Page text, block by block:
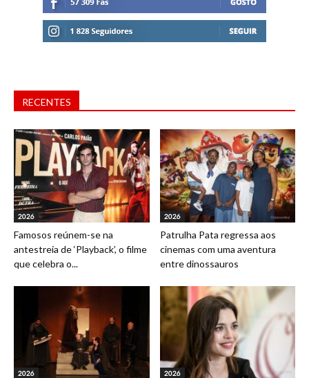
RECENTES
2026
Famosos reúnem-se na
antestreia de ‘Playback’, o filme
que celebra o...
2026
Patrulha Pata regressa aos
cinemas com uma aventura
entre dinossauros
2026 2026